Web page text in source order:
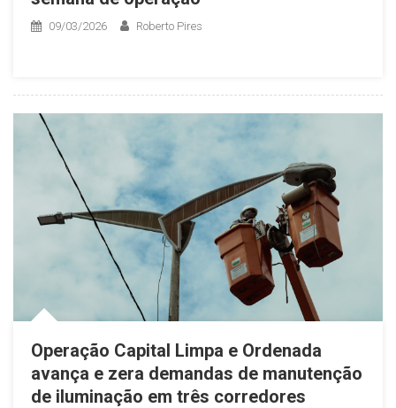
09/03/2026 Roberto Pires
Operação Capital Limpa e Ordenada
avança e zera demandas de manutenção
de iluminação em três corredores